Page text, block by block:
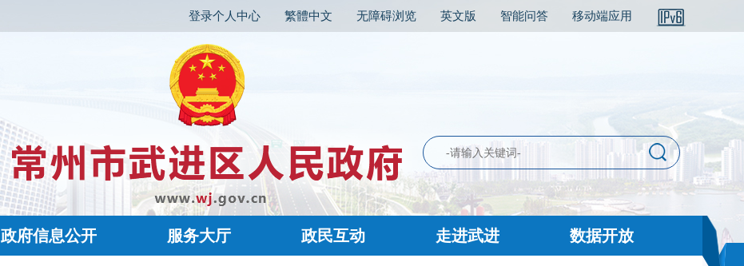
登录个人中心 繁體中文 无障碍浏览 英文版 智能问答 移动端应用
政府信息公开 服务大厅 政民互动 走进武进 数据开放